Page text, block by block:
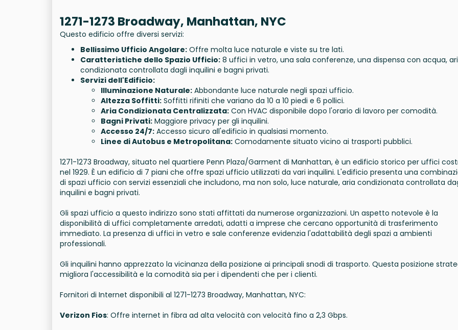
1271-1273 Broadway, Manhattan, NYC
Questo edificio offre diversi servizi:
Bellissimo Ufficio Angolare: Offre molta luce naturale e viste su tre lati.
Caratteristiche dello Spazio Ufficio: 8 uffici in vetro, una sala conferenze, una dispensa con acqua,
condizionata controllata dagli inquilini e bagni privati.
Servizi dell'Edificio:
Illuminazione Naturale: Abbondante luce naturale negli spazi ufficio.
Altezza Soffitti: Soffitti rifiniti che variano da 10 a 10 piedi e 6 pollici.
Aria Condizionata Centralizzata: Con HVAC disponibile dopo l'orario di lavoro per comodità.
Bagni Privati: Maggiore privacy per gli inquilini.
Accesso 24/7: Accesso sicuro all'edificio in qualsiasi momento.
Linee di Autobus e Metropolitana: Comodamente situato vicino ai trasporti pubblici.
1271-1273 Broadway, situato nel quartiere Penn Plaza/Garment di Manhattan, è un edificio storico per uffici
nel 1929. È un edificio di 7 piani che offre spazi ufficio utilizzati da vari inquilini. L'edificio presenta una
di spazi ufficio con servizi essenziali che includono, ma non solo, luce naturale, aria condizionata controllata
inquilini e bagni privati.
Gli spazi ufficio a questo indirizzo sono stati affittati da numerose organizzazioni. Un aspetto notevole è la
disponibilità di uffici completamente arredati, adatti a imprese che cercano opportunità di trasferimento
immediato. La presenza di uffici in vetro e sale conferenze evidenzia l'adattabilità degli spazi a ambienti
professionali.
Gli inquilini hanno apprezzato la vicinanza della posizione ai principali snodi di trasporto. Questa posizione
migliora l'accessibilità e la comodità sia per i dipendenti che per i clienti.
Fornitori di Internet disponibili al 1271-1273 Broadway, Manhattan, NYC:
Verizon Fios: Offre internet in fibra ad alta velocità con velocità fino a 2,3 Gbps.